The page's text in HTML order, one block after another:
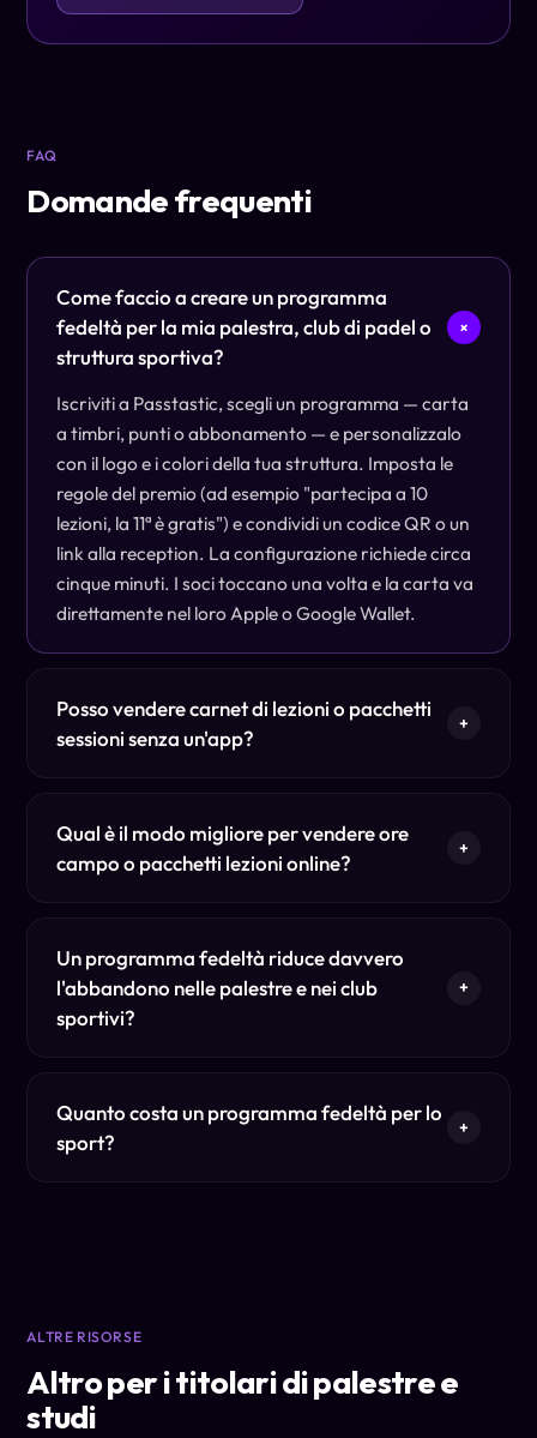
FAQ
Domande frequenti
Come faccio a creare un programma
fedeltà per la mia palestra, club di padel o
struttura sportiva?
+
Iscriviti a Passtastic, scegli un programma — carta
a timbri, punti o abbonamento — e personalizzalo
con il logo e i colori della tua struttura. Imposta le
regole del premio (ad esempio "partecipa a 10
lezioni, la 11ª è gratis") e condividi un codice QR o un
link alla reception. La configurazione richiede circa
cinque minuti. I soci toccano una volta e la carta va
direttamente nel loro Apple o Google Wallet.
Posso vendere carnet di lezioni o pacchetti
sessioni senza un'app?
+
Qual è il modo migliore per vendere ore
campo o pacchetti lezioni online?
+
Un programma fedeltà riduce davvero
l'abbandono nelle palestre e nei club
sportivi?
+
Quanto costa un programma fedeltà per lo
sport?
+
ALTRE RISORSE
Altro per i titolari di palestre e
studi